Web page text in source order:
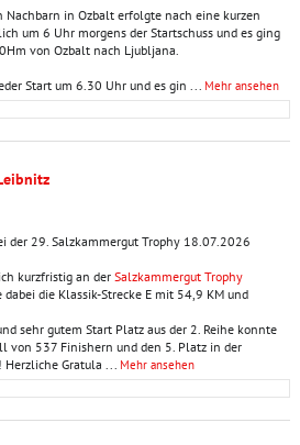
Nachbarn in Ozbalt erfolgte nach eine kurzen
um 6 Uhr morgens der Startschuss und es ging
von Ozbalt nach Ljubljana.
Start um 6.30 Uhr und es gin Mehr ansehen
der 29. Salzkammergut Trophy 18.07.2026
kurzfristig an der Salzkammergut Trophy
die Klassik-Strecke E mit 54,9 KM und
sehr gutem Start Platz aus der 2. Reihe konnte
von 537 Finishern und den 5. Platz in der
Gratula
Mehr ansehen